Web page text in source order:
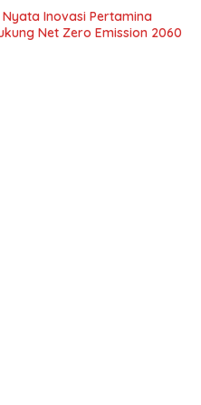
Inovasi Pertamina
Net Zero Emission 2060